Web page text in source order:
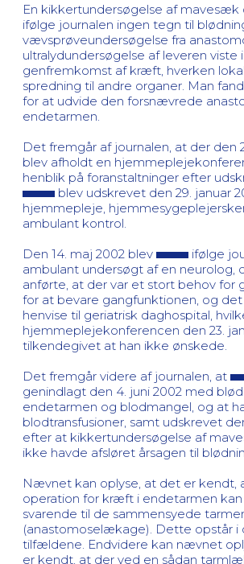
En kikkertundersøgelse af mavesæk
ifølge journalen ingen tegn til
vævsprøveundersøgelse fra
ultralydundersøgelse af leveren viste
genfremkomst af kræft, hverken
spredning til andre organer. Man
for at udvide den forsnævrede
endetarmen.
Det fremgår af journalen, at der den
blev afholdt en
henblik på foranstaltninger efter
blev udskrevet den 29. januar
hjemmepleje,
ambulant kontrol.
Den 14. maj 2002 blev
ifølge
ambulant undersøgt af en neurolog,
anførte, at der var et stort behov for
for at bevare gangfunktionen, og
henvise til geriatrisk daghospital,
hjemmeplejekonferencen den 23.
tilkendegivet at han ikke ønskede.
Det fremgår videre af journalen, at
genindlagt den 4. juni 2002 med
endetarmen og blodmangel, og at
blodtransfusioner, samt udskrevet
efter at kikkertundersøgelse af
ikke havde afsløret årsagen til
Nævnet kan oplyse, at det er kendt,
operation for kræft i endetarmen
svarende til de sammensyede
(anastomoselækage). Dette opstår i
tilfældene. Endvidere kan nævnet
er kendt, at der ved en sådan